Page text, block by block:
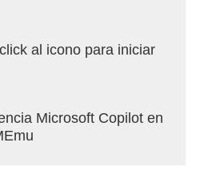
el compañero de IA que
mejorado con el
resumidas
sencillas a sus
a partir de
al icono para iniciar
Microsoft Copilot en